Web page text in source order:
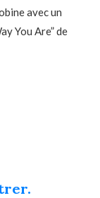
avec un
You Are” de